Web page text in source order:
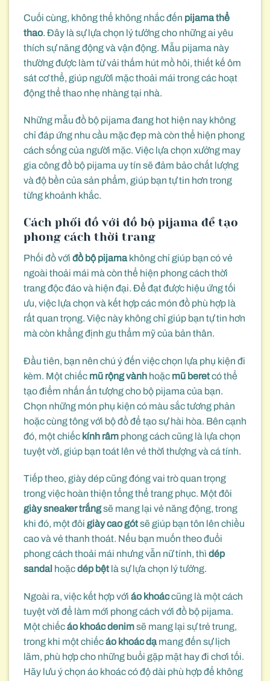
Cuối cùng, không thể không nhắc đến pijama thể
thao. Đây là sự lựa chọn lý tưởng cho những ai yêu
thích sự năng động và vận động. Mẫu pijama này
thường được làm từ vải thấm hút mồ hôi, thiết kế ôm
sát cơ thể, giúp người mặc thoải mái trong các hoạt
động thể thao nhẹ nhàng tại nhà.
Những mẫu đồ bộ pijama đang hot hiện nay không
chỉ đáp ứng nhu cầu mặc đẹp mà còn thể hiện phong
cách sống của người mặc. Việc lựa chọn xưởng may
gia công đồ bộ pijama uy tín sẽ đảm bảo chất lượng
và độ bền của sản phẩm, giúp bạn tự tin hơn trong
từng khoảnh khắc.
Cách phối đồ với đồ bộ pijama để tạo
phong cách thời trang
Phối đồ với đồ bộ pijamakhông chỉ giúp bạn có vẻ
ngoài thoải mái mà còn thể hiện phong cách thời
trang độc đáo và hiện đại. Để đạt được hiệu ứng tối
ưu, việc lựa chọn và kết hợp các món đồ phù hợp là
rất quan trọng. Việc này không chỉ giúp bạn tự tin hơn
mà còn khẳng định gu thẩm mỹ của bản thân.
Đầu tiên, bạn nên chú ý đến việc chọn lựa phụ kiện đi
kèm. Một chiếc mũ rộng vành hoặc mũ beretcó thể
tạo điểm nhấn ấn tượng cho bộ pijama của bạn.
Chọn những món phụ kiện có màu sắc tương phản
hoặc cùng tông với bộ đồ để tạo sự hài hòa. Bên cạnh
đó, một chiếc kính râm phong cách cũng là lựa chọn
tuyệt vời, giúp bạn toát lên vẻ thời thượng và cá tính.
Tiếp theo, giày dép cũng đóng vai trò quan trọng
trong việc hoàn thiện tổng thể trang phục. Một đôi
giày sneaker trắngsẽ mang lại vẻ năng động, trong
khi đó, một đôi giày cao gótsẽ giúp bạn tôn lên chiều
cao và vẻ thanh thoát. Nếu bạn muốn theo đuổi
phong cách thoải mái nhưng vẫn nữ tính, thì dép
sandal hoặcdép bệt là sự lựa chọn lý tưởng.
Ngoài ra, việc kết hợp với áo khoáccũng là một cách
tuyệt vời để làm mới phong cách với đồ bộ pijama.
Một chiếcáo khoác denimsẽ mang lại sự trẻ trung,
trong khi một chiếcáo khoác dạmang đến sự lịch
lãm, phù hợp cho những buổi gặp mặt hay đi chơi tối.
Hãy lưu ý chọn áo khoác có độ dài phù hợp để không